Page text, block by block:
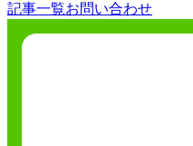
記事一覧お問い合わせ